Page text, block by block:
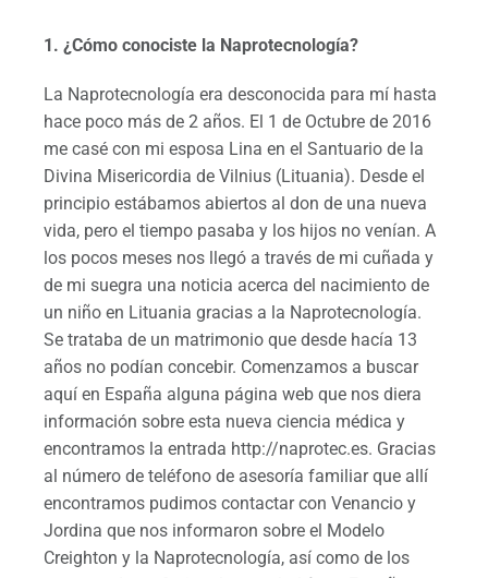
1. ¿Cómo conociste la Naprotecnología?
La Naprotecnología era desconocida para mí hasta
hace poco más de 2 años. El 1 de Octubre de 2016
me casé con mi esposa Lina en el Santuario de la
Divina Misericordia de Vilnius (Lituania). Desde el
principio estábamos abiertos al don de una nueva
vida, pero el tiempo pasaba y los hijos no venían. A
los pocos meses nos llegó a través de mi cuñada y
de mi suegra una noticia acerca del nacimiento de
un niño en Lituania gracias a la Naprotecnología.
Se trataba de un matrimonio que desde hacía 13
años no podían concebir. Comenzamos a buscar
aquí en España alguna página web que nos diera
información sobre esta nueva ciencia médica y
encontramos la entrada http://naprotec.es. Gracias
al número de teléfono de asesoría familiar que allí
encontramos pudimos contactar con Venancio y
Jordina que nos informaron sobre el Modelo
Creighton y la Naprotecnología, así como de los